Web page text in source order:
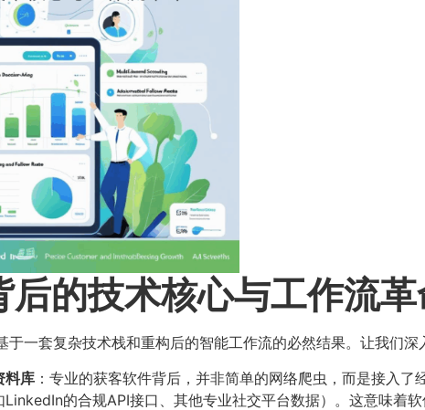
后的技术核心与工作流
一套复杂技术栈和重构后的智能工作流的必然结果。让我们深
料库 ：专业的获客软件背后，并非简单的网络爬虫，而是接入
的合规API接口、其他专业社交平台数据）。这意味着